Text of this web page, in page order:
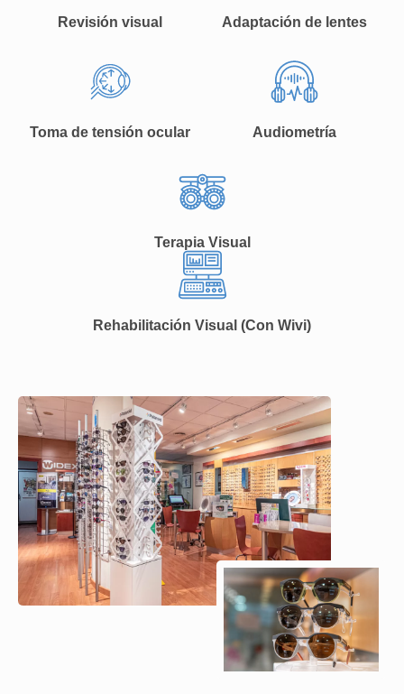
Revisión visual Adaptación de lentes
Toma de tensión ocular Audiometría
Terapia Visual
Rehabilitación Visual (Con Wivi)